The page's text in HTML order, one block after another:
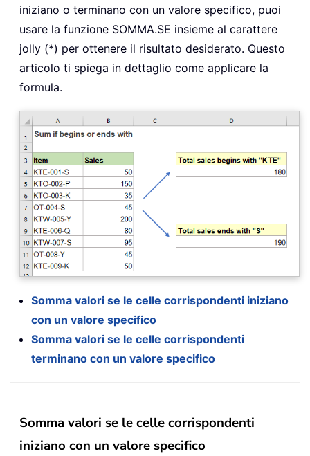
iniziano o terminano con un valore specifico, puoi
usare la funzione SOMMA.SE insieme al carattere
jolly (*) per ottenere il risultato desiderato. Questo
articolo ti spiega in dettaglio come applicare la
formula.
Somma valori se le celle corrispondenti iniziano
con un valore specifico
Somma valori se le celle corrispondenti
terminano con un valore specifico
Somma valori se le celle corrispondenti
iniziano con un valore specifico